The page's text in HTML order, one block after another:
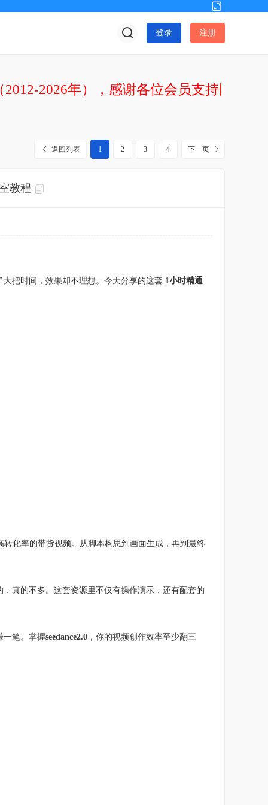
换
到
登录 注册
2026年），感谢各位会员支持网站发
1 2 3 4 下一页
返回列表
教程
把时间，效果却不理想。今天分享的这套 1小时精通
化率的带货视频。从脚本构思到画面生成，再到最终
真的不多。这套资源里不仅有操作演示，还有配套的
一笔。掌握seedance2.0 ，你的视频创作效率至少翻三